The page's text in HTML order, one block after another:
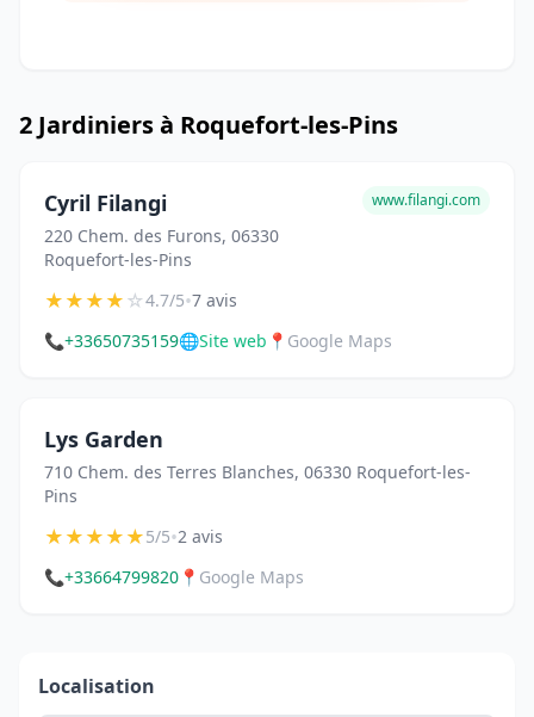
2 Jardiniers à Roquefort-les-Pins
Cyril Filangi
220 Chem. des Furons, 06330
Roquefort-les-Pins
www.filangi.com
★★★★☆4.7/5•7 avis
📞+33650735159🌐Site web 📍 Google Maps
Lys Garden
710 Chem. des Terres Blanches, 06330 Roquefort-les-
Pins
★★★★★5/5•2 avis
📞+33664799820 📍 Google Maps
Localisation